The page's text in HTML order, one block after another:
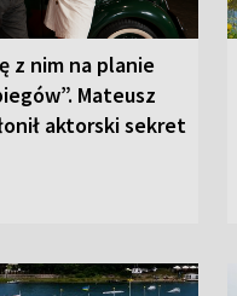
z nim na planie
Mateusz
aktorski sekret